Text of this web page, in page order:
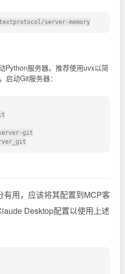
Python服务器。推荐使用uvx以简
启动Git服务器：
git
有用，应该将其配置到MCP客
Desktop配置以使用上述